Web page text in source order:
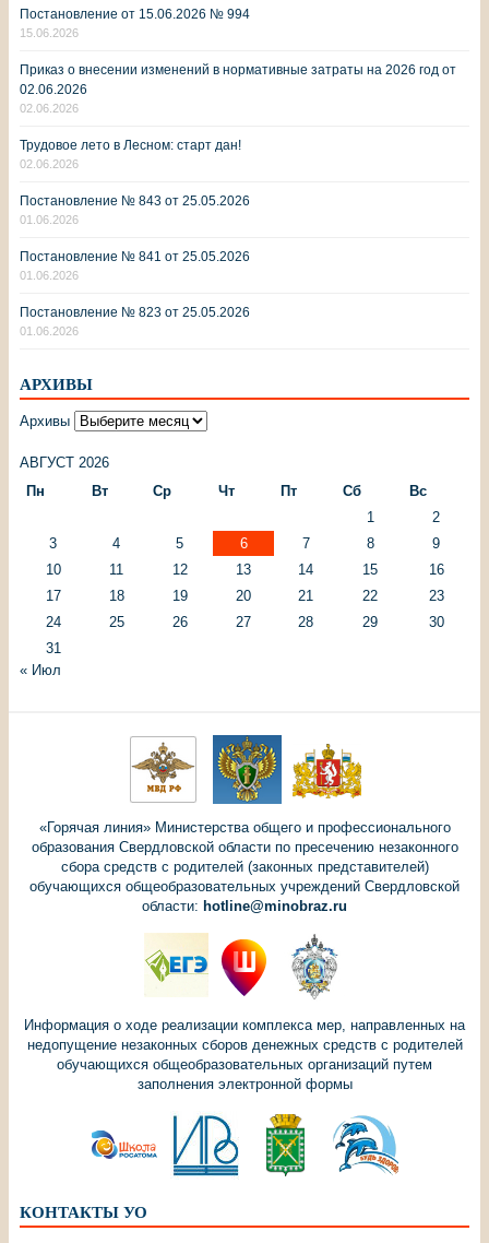
Постановление от 15.06.2026 № 994
15.06.2026
Приказ о внесении изменений в нормативные затраты на 2026 год от
02.06.2026
02.06.2026
Трудовое лето в Лесном: старт дан!
02.06.2026
Постановление № 843 от 25.05.2026
01.06.2026
Постановление № 841 от 25.05.2026
01.06.2026
Постановление № 823 от 25.05.2026
01.06.2026
АРХИВЫ
Архивы
АВГУСТ 2026
Пн
Вт Ср Чт Пт Сб
Вс
1
2
3
4 5 6 7 8
9
10
11 12 13 14 15
16
17
18 19 20 21 22
23
24
25 26 27 28 29
30
31
« Июл
«Горячая линия» Министерства общего и профессионального
образования Свердловской области по пресечению незаконного
сбора средств с родителей (законных представителей)
обучающихся общеобразовательных учреждений Свердловской
области: hotline@minobraz.ru
Информация о ходе реализации комплекса мер, направленных на
недопущение незаконных сборов денежных средств с родителей
обучающихся общеобразовательных организаций путем
заполнения электронной формы
КОНТАКТЫ УО